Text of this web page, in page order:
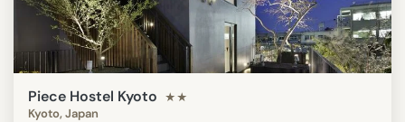
Piece Hostel Kyoto ★★
Kyoto, Japan